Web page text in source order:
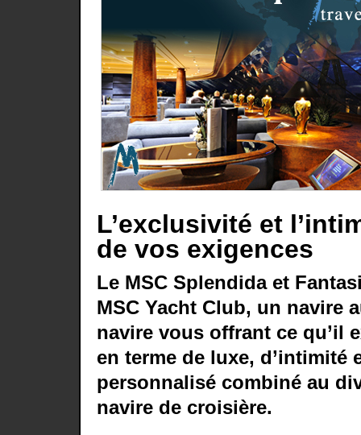
L’exclusivité et
de vos exigences
Le MSC Splendida et
MSC Yacht Club, un navire
navire vous offrant ce qu’il
en terme de luxe, d’intimité
personnalisé combiné au
navire de croisière.